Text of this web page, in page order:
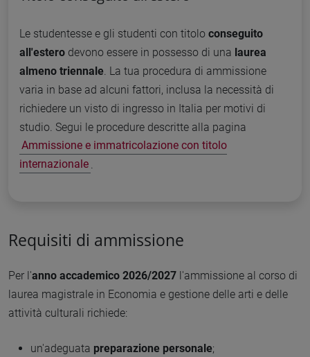
Le studentesse e gli studenti con titolo conseguito
all'estero devono essere in possesso di una laurea
almeno triennale . La tua procedura di ammissione
varia in base ad alcuni fattori, inclusa la necessità di
richiedere un visto di ingresso in Italia per motivi di
studio. Segui le procedure descritte alla pagina
Ammissione e immatricolazione con titolo
internazionale
Requisiti di ammissione
Per l'anno accademico 2026/2027 l'ammissione al corso di
laurea magistrale in Economia e gestione delle arti e delle
attività culturali richiede:
un'adeguata preparazione personale;